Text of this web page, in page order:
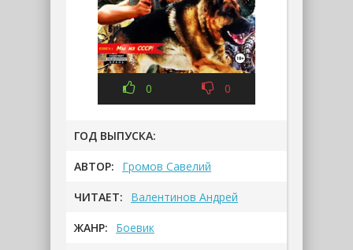
0 0
ГОД ВЫПУСКА:
АВТОР: Громов Савелий
ЧИТАЕТ: Валентинов Андрей
ЖАНР: Боевик